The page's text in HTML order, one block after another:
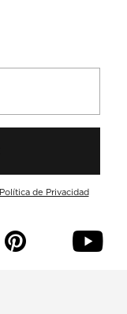
Política de Privacidad
p y